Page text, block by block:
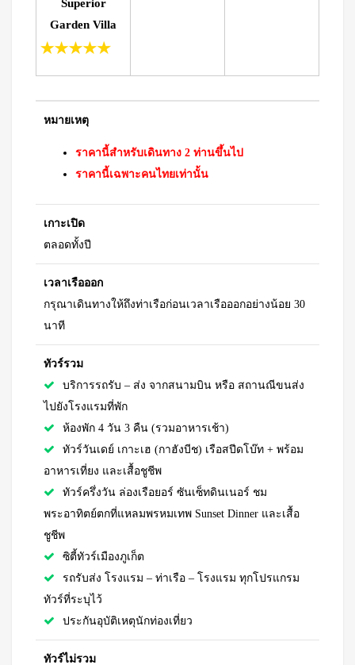
Superior
Garden Villa
หมายเหตุ
ราคานี้สำหรับเดินทาง 2 ท่านขึ้นไป
ราคานี้เฉพาะคนไทยเท่านั้น
เกาะเปิด
ตลอดทั้งปี
เวลาเรือออก
กรุณาเดินทางให้ถึงท่าเรือก่อนเวลาเรือออกอย่างน้อย 30
นาที
ทัวร์รวม
บริการรถรับ – ส่ง จากสนามบิน หรือ สถานณีขนส่ง
ไปยังโรงแรมที่พัก
ห้องพัก 4 วัน 3 คืน (รวมอาหารเช้า)
ทัวร์วันเดย์ เกาะเฮ (กาฮังบีช) เรือสปีดโบ๊ท + พร้อม
อาหารเที่ยง และเสื้อชูชีพ
ทัวร์ครึ่งวัน ล่องเรือยอร์ ซันเซ็ทดินเนอร์ ชม
พระอาทิตย์ตกที่แหลมพรหมเทพ Sunset Dinner และเสื้อ
ชูชีพ
ซิตี้ทัวร์เมืองภูเก็ต
รถรับส่ง โรงแรม – ท่าเรือ – โรงแรม ทุกโปรแกรม
ทัวร์ที่ระบุไว้
ประกันอุบัติเหตุนักท่องเที่ยว
ทัวร์ไม่รวม